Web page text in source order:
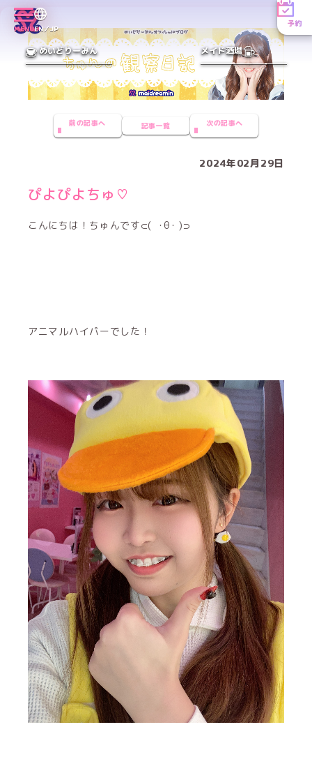
MENUEN／JP
予約
めいどりーみん メイド酒場
前の記事へ 記事一覧 次の記事へ
2024年02月29日
ぴよぴよちゅ♡
こんにちは！ちゅんです⊂( ･θ･ )⊃
アニマルハイパーでした！